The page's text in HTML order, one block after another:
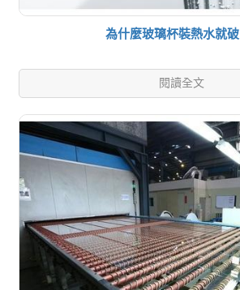
為什麼玻璃杯裝熱水就
閱讀全文